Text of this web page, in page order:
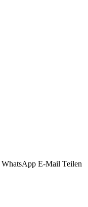
WhatsApp E-Mail Teilen